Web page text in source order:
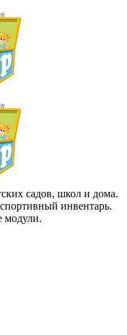
садов, школ и дома.
инвентарь.
модули.